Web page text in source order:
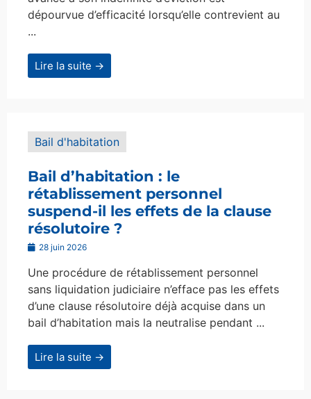
dépourvue d’efficacité lorsqu’elle contrevient au
...
Lire la suite →
Bail d'habitation
Bail d’habitation : le
rétablissement personnel
suspend-il les effets de la clause
résolutoire ?
28 juin 2026
Une procédure de rétablissement personnel
sans liquidation judiciaire n’efface pas les effets
d’une clause résolutoire déjà acquise dans un
bail d’habitation mais la neutralise pendant ...
Lire la suite →